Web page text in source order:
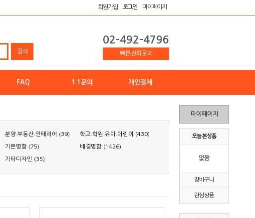
회원가입 로그인 마이페이지
02-492-4796
빠른전화문의
FAQ 1:1문의 개인결제
마이페이지
오늘 본 상품
없음
장바구니
관심상품
분양.부동산.인테리어 (39) 학교.학원.유아.어린이 (430)
기본명함 (75) 배경명함 (1426)
기타디자인 (35)